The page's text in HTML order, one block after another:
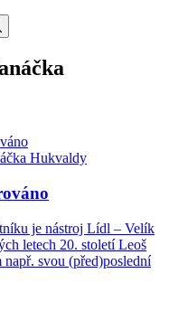
Hukvaldy
je nástroj Lídl – Velík
letech 20. století Leoš
svou (před)poslední